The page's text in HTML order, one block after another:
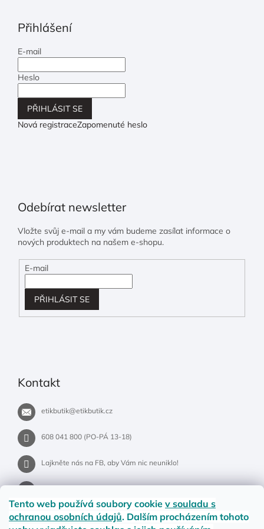
Tento web používá soubory cookie v souladu s
ochranou osobních údajů. Dalším procházením tohoto
Přihlášení
E-mail
Heslo
PŘIHLÁSIT SE
Nová registraceZapomenuté heslo
Odebírat newsletter
Vložte svůj e-mail a my vám budeme zasílat informace o
nových produktech na našem e-shopu.
E-mail
PŘIHLÁSIT SE
Kontakt
etikbutik@etikbutik.cz
608 041 800 (PO-PÁ 13-18)
Lajkněte nás na FB, aby Vám nic neuniklo!